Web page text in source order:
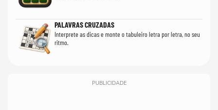
PALAVRAS CRUZADAS
Interprete as dicas e monte o tabuleiro letra por letra, no seu
ritmo.
PUBLICIDADE